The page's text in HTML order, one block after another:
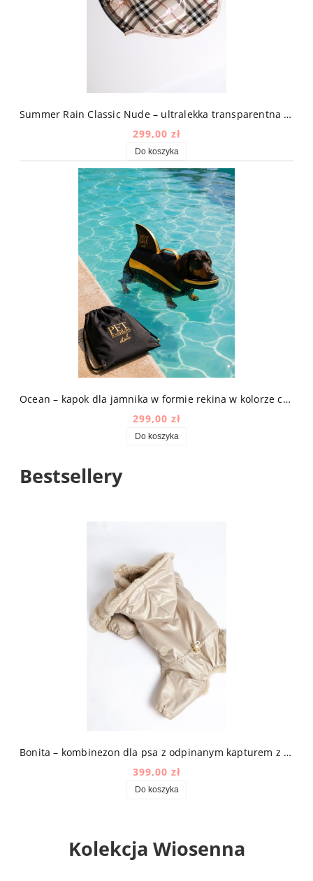
Summer Rain Classic Nude – ultralekka transparentna kurtka przeciwdeszczowa dla psa w kratę
299,00 zł
Do koszyka
Ocean – kapok dla jamnika w formie rekina w kolorze czarno-złotym
299,00 zł
Do koszyka
Bestsellery
Bonita – kombinezon dla psa z odpinanym kapturem z mikrofazy high-tech z futerkiem w kolorze beżowym
399,00 zł
Do koszyka
Kolekcja Wiosenna